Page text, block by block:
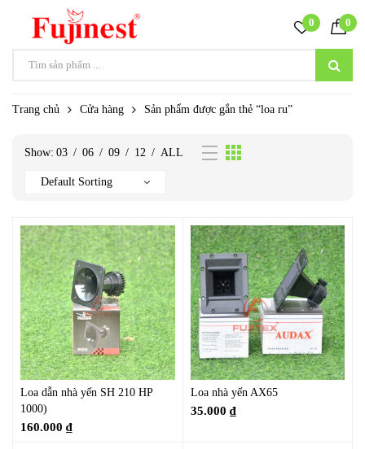
0 0
Trang chủ Cửa hàng Sản phẩm được gắn thẻ “loa ru”
Show: 03 / 06 / 09 / 12 / ALL
Loa dẫn nhà yến SH 210 HP
1000)
160.000 ₫
Loa nhà yến AX65
35.000 ₫